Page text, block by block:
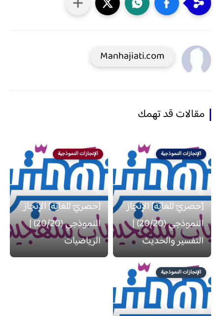
Manhajiati.com
مقالات قد تهمك
الإنجازات النموذجية
منذ 4 سنة
[حصريّ للغايَة] الإنجاز
النموذجي (20/20) |
التفسير والحديث
الإنجازات النموذجية
منذ 6 سنة
[حصريّ للغايَة] الإنجاز
النموذجي (20/20) |
الرياضيات
الإنجازات النموذجية
منذ 6 سنة